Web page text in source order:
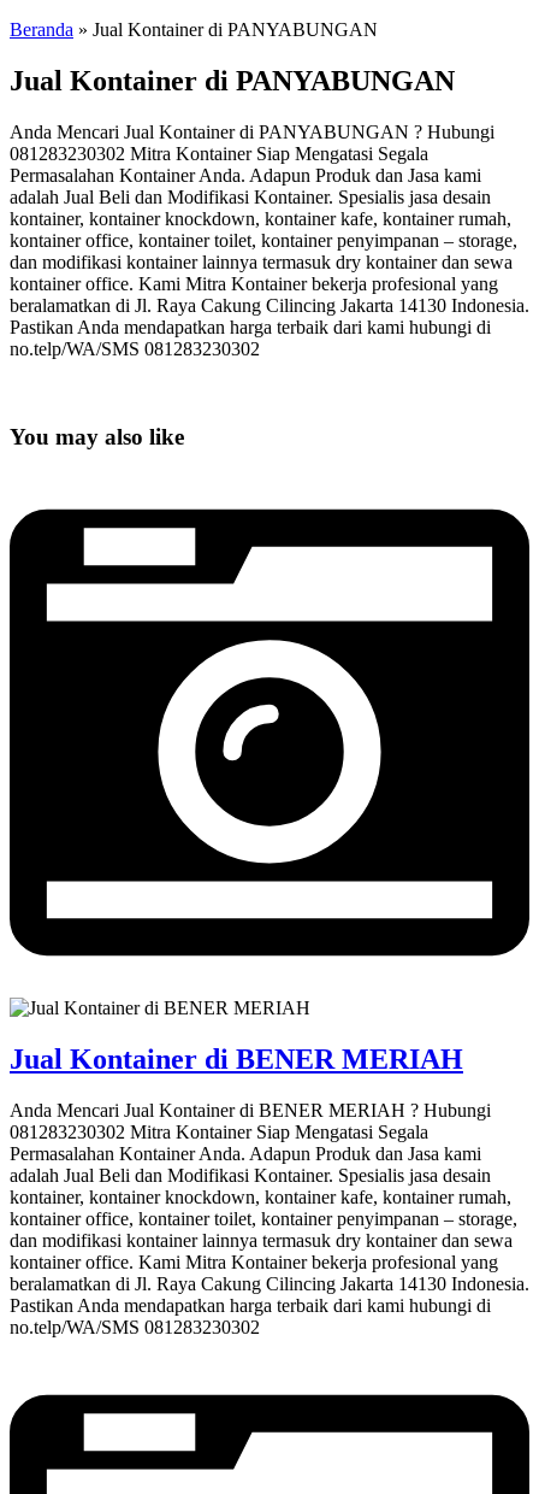
Beranda » Jual Kontainer di PANYABUNGAN
Jual Kontainer di PANYABUNGAN
Anda Mencari Jual Kontainer di PANYABUNGAN ? Hubungi
081283230302 Mitra Kontainer Siap Mengatasi Segala
Permasalahan Kontainer Anda. Adapun Produk dan Jasa kami
adalah Jual Beli dan Modifikasi Kontainer. Spesialis jasa desain
kontainer, kontainer knockdown, kontainer kafe, kontainer rumah,
kontainer office, kontainer toilet, kontainer penyimpanan – storage,
dan modifikasi kontainer lainnya termasuk dry kontainer dan sewa
kontainer office. Kami Mitra Kontainer bekerja profesional yang
beralamatkan di Jl. Raya Cakung Cilincing Jakarta 14130 Indonesia.
Pastikan Anda mendapatkan harga terbaik dari kami hubungi di
no.telp/WA/SMS 081283230302
You may also like
Jual Kontainer di BENER MERIAH
Anda Mencari Jual Kontainer di BENER MERIAH ? Hubungi
081283230302 Mitra Kontainer Siap Mengatasi Segala
Permasalahan Kontainer Anda. Adapun Produk dan Jasa kami
adalah Jual Beli dan Modifikasi Kontainer. Spesialis jasa desain
kontainer, kontainer knockdown, kontainer kafe, kontainer rumah,
kontainer office, kontainer toilet, kontainer penyimpanan – storage,
dan modifikasi kontainer lainnya termasuk dry kontainer dan sewa
kontainer office. Kami Mitra Kontainer bekerja profesional yang
beralamatkan di Jl. Raya Cakung Cilincing Jakarta 14130 Indonesia.
Pastikan Anda mendapatkan harga terbaik dari kami hubungi di
no.telp/WA/SMS 081283230302